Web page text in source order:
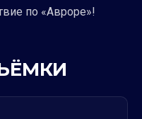
по «Авроре»!